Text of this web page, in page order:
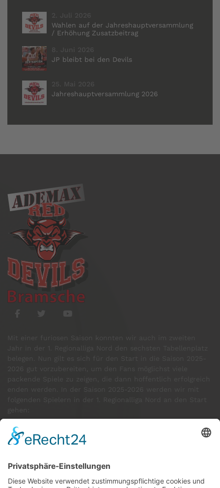
2. Juli 2026
Wahlen auf der Jahreshauptversammlung
/ Erhöhung Zusatzbeitrag
8. Juni 2026
JP bleibt bei den Devils
25. Mai 2026
Jahreshauptversammlung 2026
Mit einer furiosen Saison konnten wir auch im zweiten
Jahr in der 1. Regionalliga Nord den sechsten Tabellenplatz
packende Spiele zu zeigen, die dann hoffentlich erfolgreich
GÄSTE ONLINE
Aktuell:2 Gäste
Rekord: 922 Gäste am 30. Mai 2026 @ 21:22